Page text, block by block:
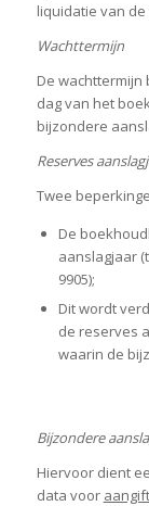
liquidatie van
Wachttermijn
De
dag van het
bijzondere
Reserves
Twee
De
aanslagjaar
9905);
Dit wordt
de reserves
waarin de
Bijzondere
Hiervoor dient
data voor